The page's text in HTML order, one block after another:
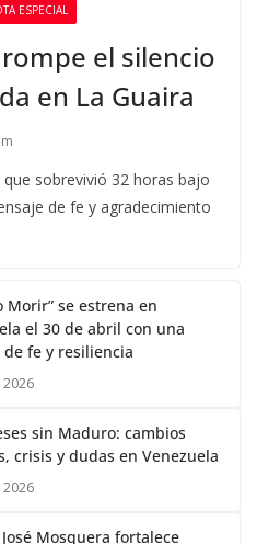
ESPECIAL
el silencio
en La Guaira
sobrevivió 32 horas bajo
de fe y agradecimiento
Morir” se estrena en
el 30 de abril con una
fe y resiliencia
2026
sin Maduro: cambios
crisis y dudas en Venezuela
Mosquera fortalece